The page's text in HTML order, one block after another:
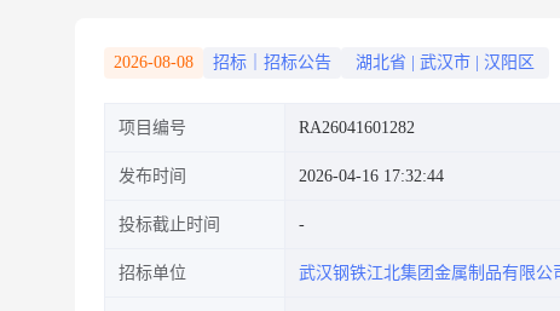
2026-08-08 招标｜招标公告 湖北省 武汉市 汉阳区
项目编号 RA26041601282
发布时间 2026-04-16 17:32:44
投标截止时间
招标单位 武汉钢铁江北集团金属制品有限公